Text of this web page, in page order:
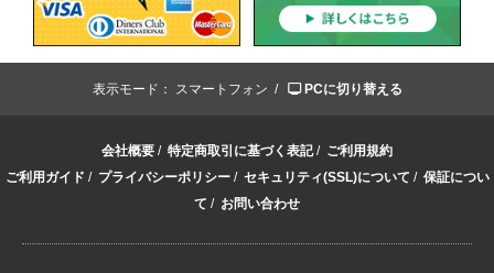
表示モード： スマートフォン / PCに切り替える
会社概要 / 特定商取引に基づく表記/ ご利用規約
ご利用ガイド / プライバシーポリシー/ セキュリティ(SSL)について / 保証につい
て / お問い合わせ